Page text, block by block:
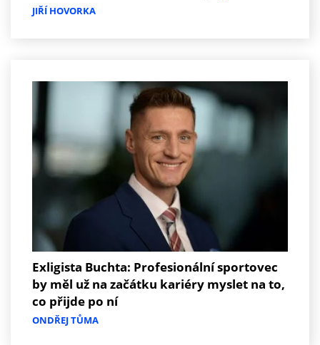
JIŘÍ HOVORKA
Exligista Buchta: Profesionální sportovec
by měl už na začátku kariéry myslet na to,
co přijde po ní
ONDŘEJ TŮMA